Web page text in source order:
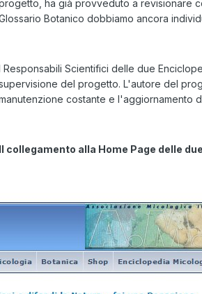
ha già provveduto a revisionare
Botanico dobbiamo ancora
Responsabili Scientifici delle due
del progetto. L'autore del
costante e l'aggiornamento
Il collegamento alla Home Page delle